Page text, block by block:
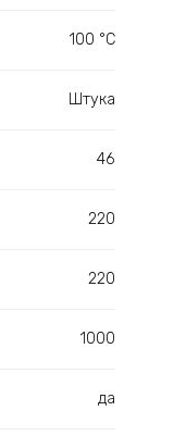
100 °С
Штука
46
220
220
1000
да